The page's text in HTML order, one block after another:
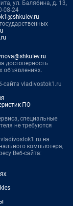
ул. Балябина, д. 13,
08-24
достоверность
объявлениях.
сайта vladivostok1.ru
ПО
специальные
не требуются
на
компьютера,
Веб-сайта: